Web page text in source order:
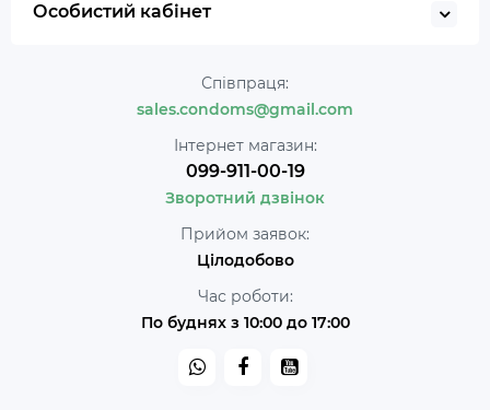
Особистий кабінет
Співпраця:
sales.condoms@gmail.com
Інтернет магазин:
099-911-00-19
Зворотний дзвінок
Прийом заявок:
Цілодобово
Час роботи:
По буднях з 10:00 до 17:00